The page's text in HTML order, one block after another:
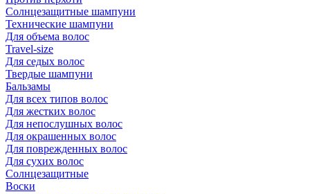
Солнцезащитные шампуни
Технические шампуни
Для объема волос
Travel-size
Для седых волос
Твердые шампуни
Бальзамы
Для всех типов волос
Для жестких волос
Для непослушных волос
Для окрашенных волос
Для поврежденных волос
Для сухих волос
Солнцезащитные
Воски